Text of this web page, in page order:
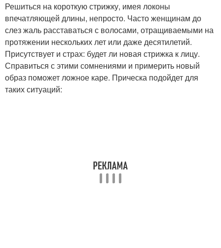
Решиться на короткую стрижку, имея локоны
впечатляющей длины, непросто. Часто женщинам до
слез жаль расставаться с волосами, отращиваемыми на
протяжении нескольких лет или даже десятилетий.
Присутствует и страх: будет ли новая стрижка к лицу.
Справиться с этими сомнениями и примерить новый
образ поможет ложное каре. Прическа подойдет для
таких ситуаций: